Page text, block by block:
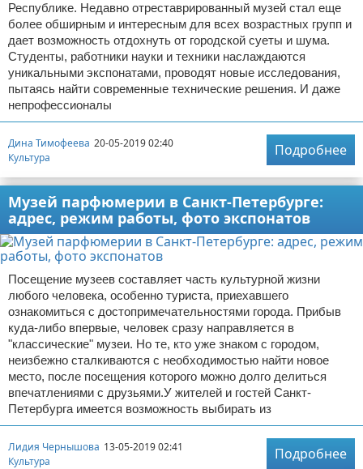
Республике. Недавно отреставрированный музей стал еще
более обширным и интересным для всех возрастных групп и
дает возможность отдохнуть от городской суеты и шума.
Студенты, работники науки и техники наслаждаются
уникальными экспонатами, проводят новые исследования,
пытаясь найти современные технические решения. И даже
непрофессионалы
Дина Тимофеева 20-05-2019 02:40
Культура
Подробнее
Музей парфюмерии в Санкт-Петербурге:
адрес, режим работы, фото экспонатов
Посещение музеев составляет часть культурной жизни
любого человека, особенно туриста, приехавшего
ознакомиться с достопримечательностями города. Прибыв
куда-либо впервые, человек сразу направляется в
"классические" музеи. Но те, кто уже знаком с городом,
неизбежно сталкиваются с необходимостью найти новое
место, после посещения которого можно долго делиться
впечатлениями с друзьями.У жителей и гостей Санкт-
Петербурга имеется возможность выбирать из
Лидия Чернышова 13-05-2019 02:41
Культура
Подробнее